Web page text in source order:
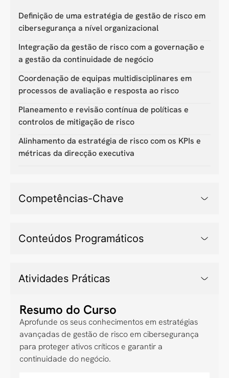
Definição de uma estratégia de gestão de risco em
cibersegurança a nível organizacional
Integração da gestão de risco com a governação e
a gestão da continuidade de negócio
Coordenação de equipas multidisciplinares em
processos de avaliação e resposta ao risco
Planeamento e revisão contínua de políticas e
controlos de mitigação de risco
Alinhamento da estratégia de risco com os KPIs e
métricas da direcção executiva
Competências-Chave
Conteúdos Programáticos
Atividades Práticas
Resumo do Curso
Aprofunde os seus conhecimentos em estratégias
avançadas de gestão de risco em cibersegurança
para proteger ativos críticos e garantir a
continuidade do negócio.